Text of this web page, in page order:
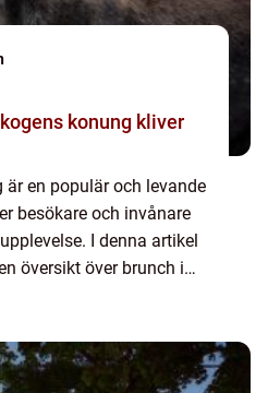
konung kliver
är en populär och levande
besökare och invånare
I denna artikel
översikt över brunch i